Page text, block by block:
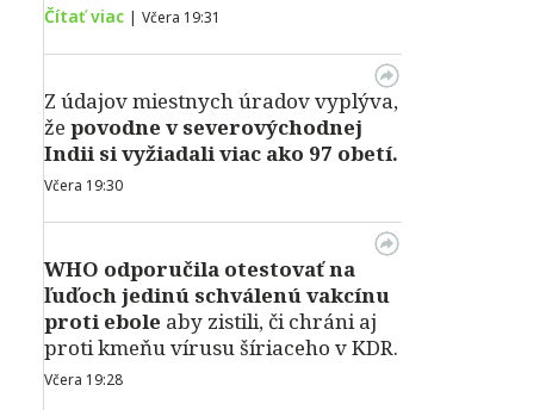
Čítať viac | Včera 19:31
Z údajov miestnych úradov vyplýva,
že povodne v severovýchodnej
Indii si vyžiadali viac ako 97 obetí.
Včera 19:30
WHO odporučila otestovať na
ľuďoch jedinú schválenú vakcínu
proti ebole aby zistili, či chráni aj
proti kmeňu vírusu šíriaceho v KDR.
Včera 19:28